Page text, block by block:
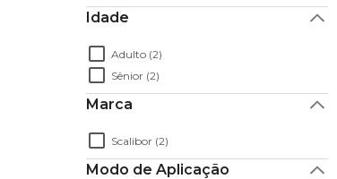
Idade
Adulto (2)
Sênior (2)
Marca
Scalibor (2)
Modo de Aplicação